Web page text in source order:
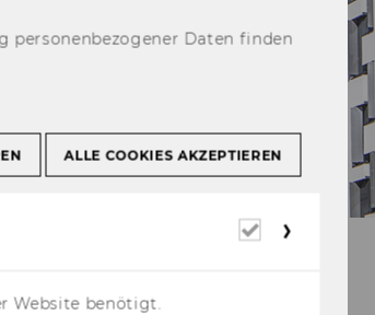
personenbezogener Daten finden
ALLE COOKIES AKZEPTIEREN
Erforderliche
Website benötigt.